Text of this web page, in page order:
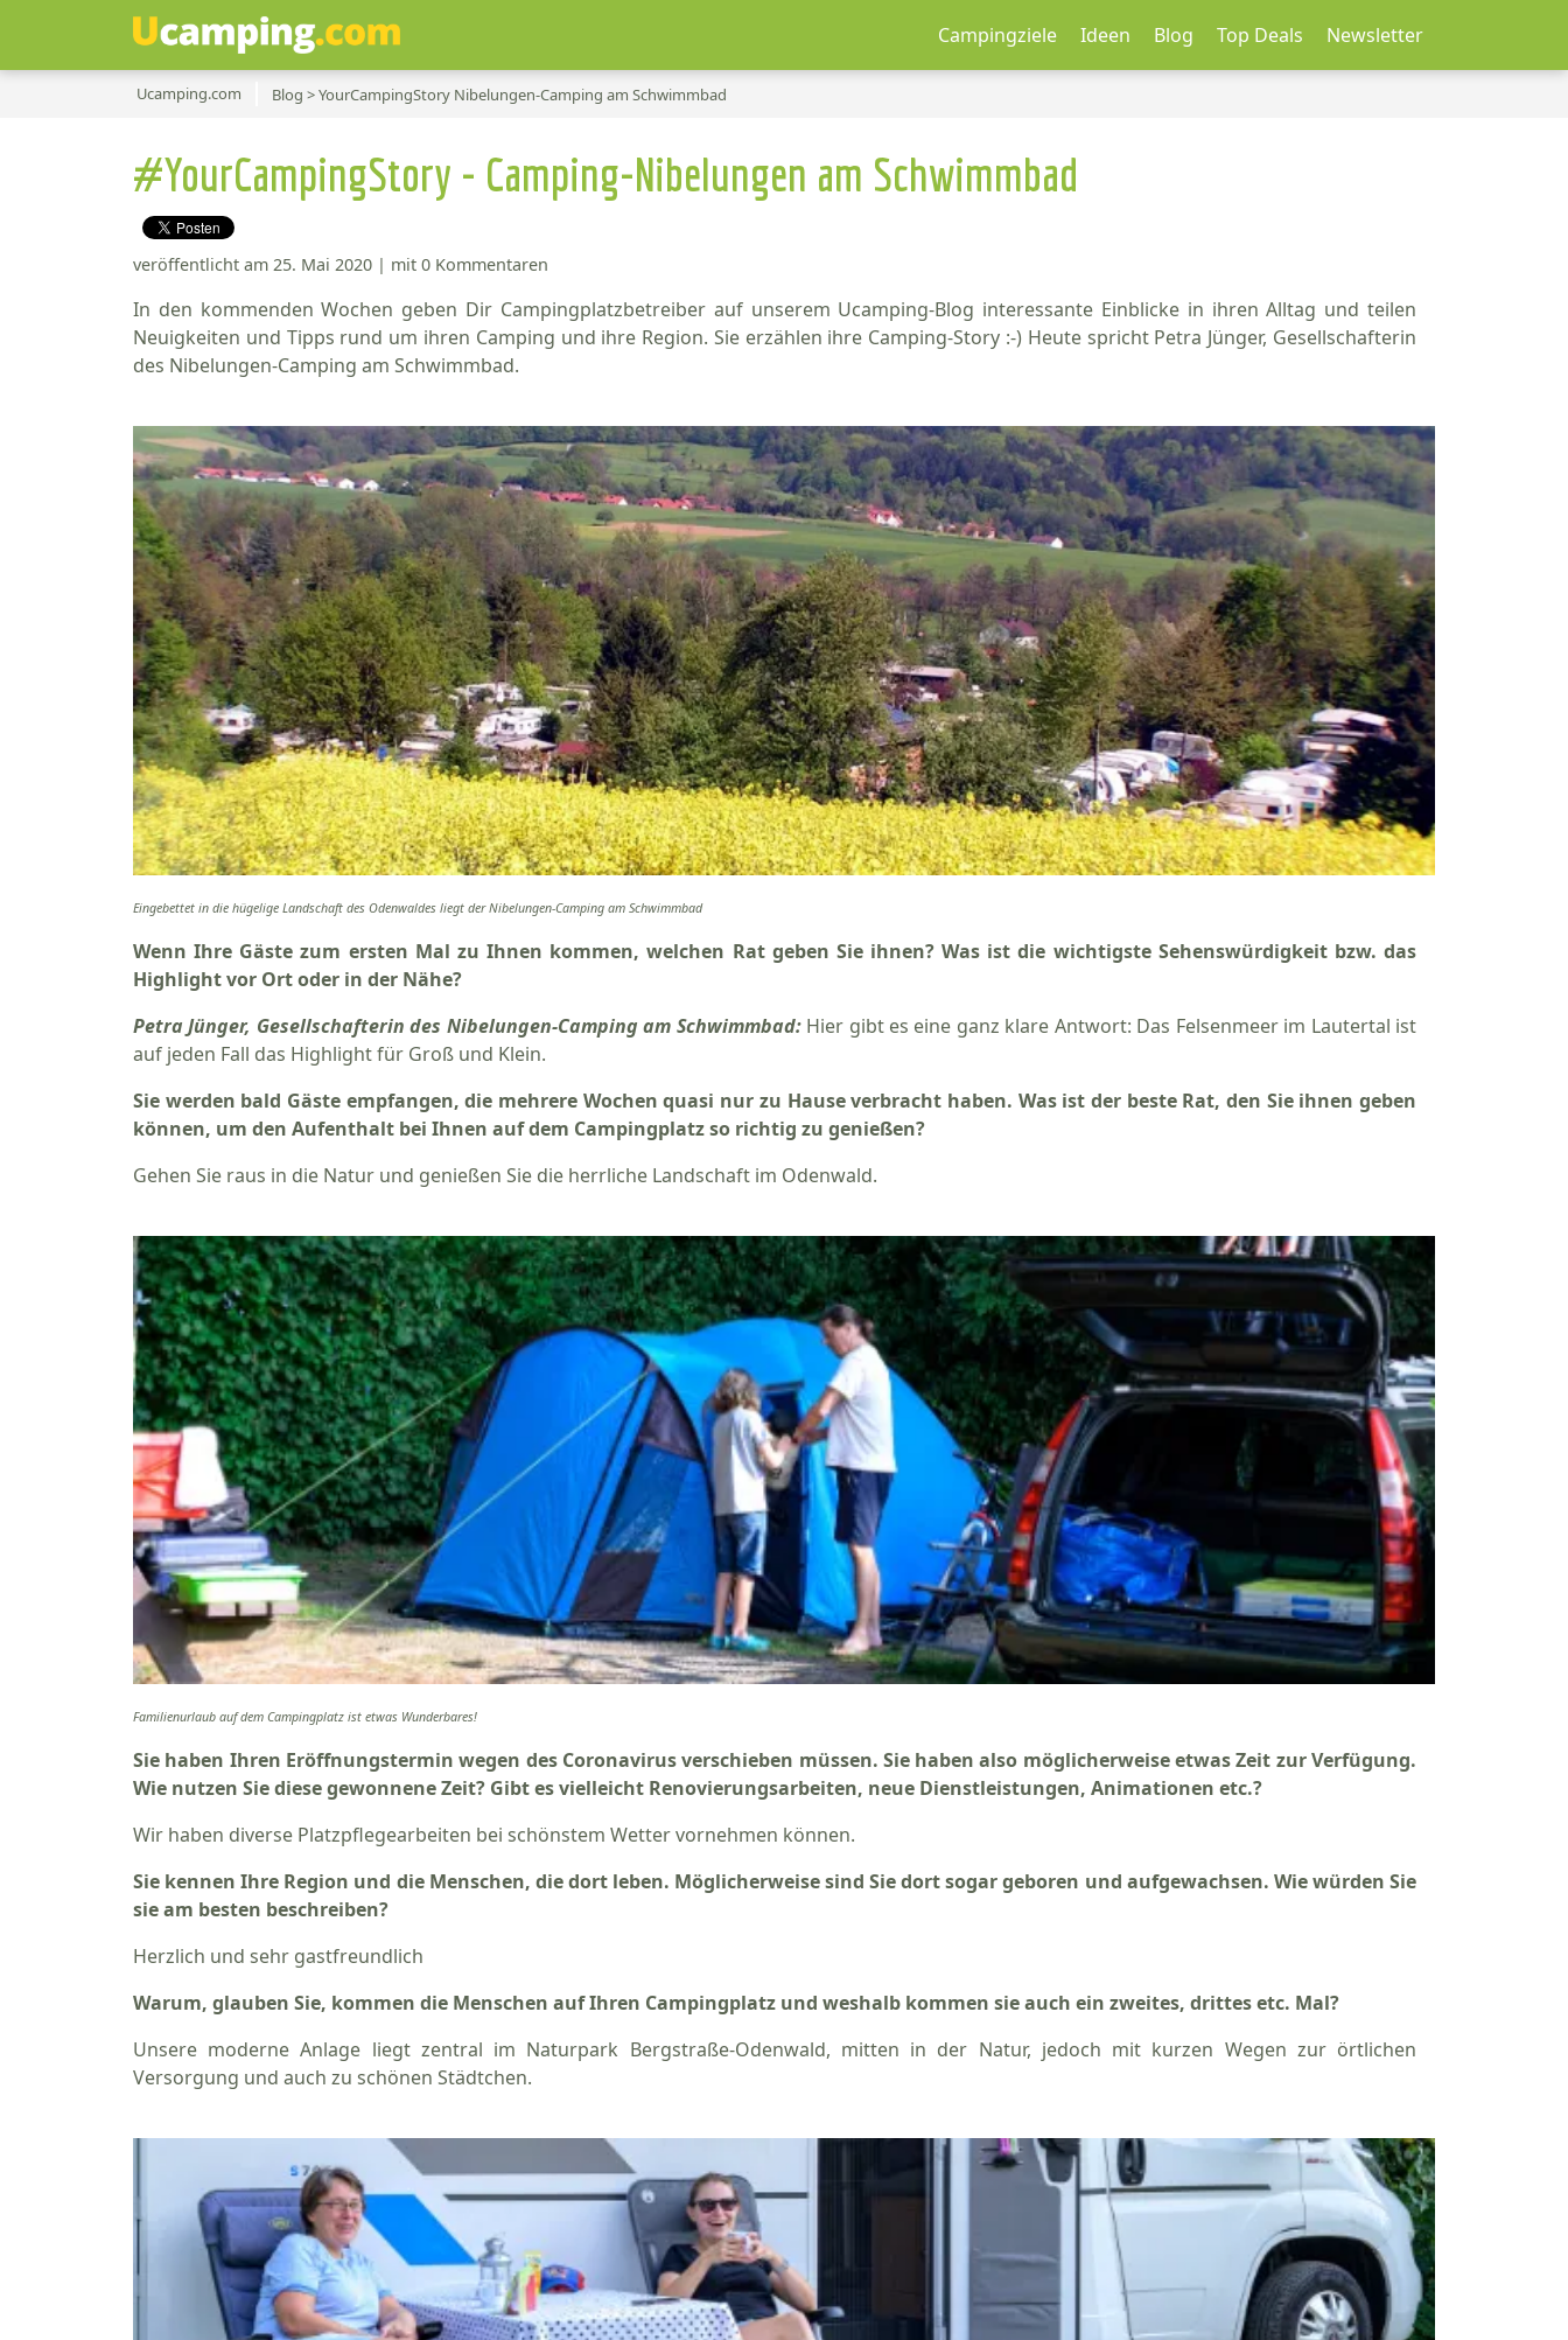
Campingziele Ideen Blog Top Deals Newsletter
Ucamping.com Blog > YourCampingStory Nibelungen-Camping am Schwimmbad
#YourCampingStory - Camping-Nibelungen am Schwimmbad
veröffentlicht am 25. Mai 2020 | mit 0 Kommentaren
In den kommenden Wochen geben Dir Campingplatzbetreiber auf unserem Ucamping-Blog interessante Einblicke in ihren Alltag und teilen
Neuigkeiten und Tipps rund um ihren Camping und ihre Region. Sie erzählen ihre Camping-Story :-) Heute spricht Petra Jünger, Gesellschafterin
des Nibelungen-Camping am Schwimmbad.
Eingebettet in die hügelige Landschaft des Odenwaldes liegt der Nibelungen-Camping am Schwimmbad
Wenn Ihre Gäste zum ersten Mal zu Ihnen kommen, welchen Rat geben Sie ihnen? Was ist die wichtigste Sehenswürdigkeit bzw. das
Highlight vor Ort oder in der Nähe?
Petra Jünger, Gesellschafterin des Nibelungen-Camping am Schwimmbad: Hier gibt es eine ganz klare Antwort: Das Felsenmeer im Lautertal ist
auf jeden Fall das Highlight für Groß und Klein.
Sie werden bald Gäste empfangen, die mehrere Wochen quasi nur zu Hause verbracht haben. Was ist der beste Rat, den Sie ihnen geben
können, um den Aufenthalt bei Ihnen auf dem Campingplatz so richtig zu genießen?
Gehen Sie raus in die Natur und genießen Sie die herrliche Landschaft im Odenwald.
Familienurlaub auf dem Campingplatz ist etwas Wunderbares!
Sie haben Ihren Eröffnungstermin wegen des Coronavirus verschieben müssen. Sie haben also möglicherweise etwas Zeit zur Verfügung.
Wie nutzen Sie diese gewonnene Zeit? Gibt es vielleicht Renovierungsarbeiten, neue Dienstleistungen, Animationen etc.?
Wir haben diverse Platzpflegearbeiten bei schönstem Wetter vornehmen können.
Sie kennen Ihre Region und die Menschen, die dort leben. Möglicherweise sind Sie dort sogar geboren und aufgewachsen. Wie würden Sie
sie am besten beschreiben?
Herzlich und sehr gastfreundlich
Warum, glauben Sie, kommen die Menschen auf Ihren Campingplatz und weshalb kommen sie auch ein zweites, drittes etc. Mal?
Unsere moderne Anlage liegt zentral im Naturpark Bergstraße-Odenwald, mitten in der Natur, jedoch mit kurzen Wegen zur örtlichen
Versorgung und auch zu schönen Städtchen.